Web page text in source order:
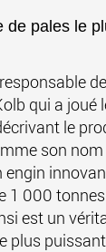
de pales le
qui a joué
le
son
1 000
est un
plus